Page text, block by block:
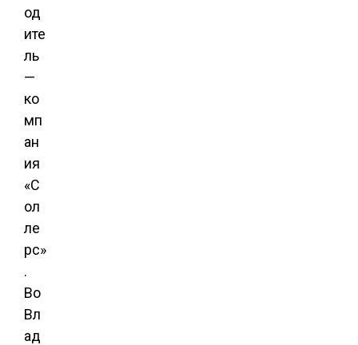
од
ите
ль
—
ко
мп
ан
ия
«С
ол
ле
рс»
.
Во
Вл
ад